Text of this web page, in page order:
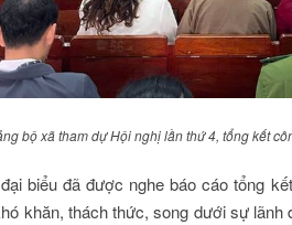
bộ xã tham dự Hội nghị lần thứ 4, tổng kết
biểu đã được nghe báo cáo tổng
khăn, thách thức, song dưới sự